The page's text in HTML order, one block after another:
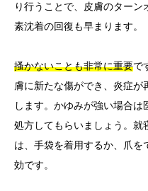
り行うことで、皮膚のター
素沈着の回復も早まります。
搔かないことも非常に重要で
膚に新たな傷ができ、炎症が
します。かゆみが強い場合
処方してもらいましょう。就
は、手袋を着用するか、爪
効です。